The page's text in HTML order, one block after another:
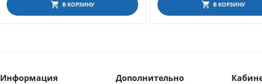
В КОРЗИНУ В КОРЗИНУ
Информация Дополнительно